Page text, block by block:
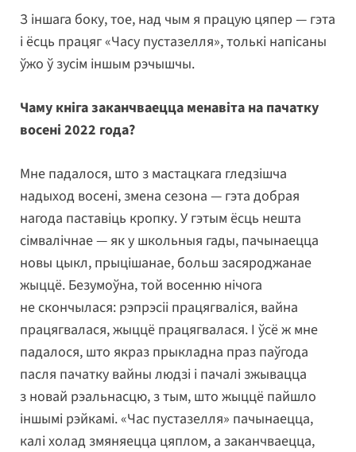
З іншага боку, тое, над чым я працую цяпер — гэта
і ёсць працяг «Часу пустазелля», толькі напісаны
ўжо ў зусім іншым рэчышчы.
Чаму кніга заканчваецца менавіта на пачатку
восені 2022 года?
Мне падалося, што з мастацкага гледзішча
надыход восені, змена сезона — гэта добрая
нагода паставіць кропку. У гэтым ёсць нешта
сімвалічнае — як у школьныя гады, пачынаецца
новы цыкл, прыцішанае, больш засяроджанае
жыццё. Безумоўна, той восенню нічога
не скончылася: рэпрэсіі працягваліся, вайна
працягвалася, жыццё працягвалася. І ўсё ж мне
падалося, што якраз прыкладна праз паўгода
пасля пачатку вайны людзі і пачалі зжывацца
з новай рэальнасцю, з тым, што жыццё пайшло
іншымі рэйкамі. «Час пустазелля» пачынаецца,
калі холад змяняецца цяплом, а заканчваецца,